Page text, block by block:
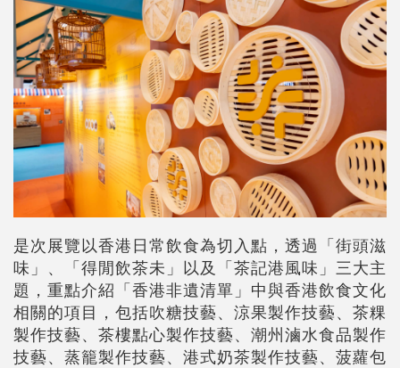
是次展覽以香港日常飲食為切入點，透過「街頭滋
味」、「得閒飲茶未」以及「茶記港風味」三大主
題，重點介紹「香港非遺清單」中與香港飲食文化
相關的項目，包括吹糖技藝、涼果製作技藝、茶粿
製作技藝、茶樓點心製作技藝、潮州滷水食品製作
技藝、蒸籠製作技藝、港式奶茶製作技藝、菠蘿包